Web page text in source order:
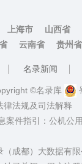
上海市 山西省
云南省 贵州省
名录新闻
©名录库
律法规及司法解释
件指引：公机
成都）大数据有